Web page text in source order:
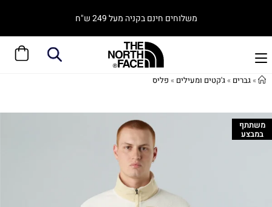
משלוחים חינם בקניה מעל 249 ש"ח
»גברים »ג'קטים ומעילים » פליס
משתתף
במבצע